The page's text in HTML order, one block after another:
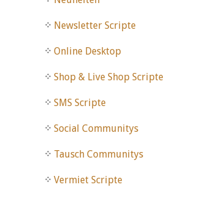
Newsletter Scripte
Online Desktop
Shop & Live Shop Scripte
SMS Scripte
Social Communitys
Tausch Communitys
Vermiet Scripte